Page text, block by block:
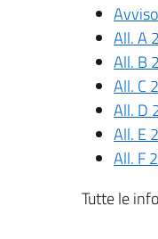
All. A
All. B
All. C
All. D
All. E
All. F
Tutte le